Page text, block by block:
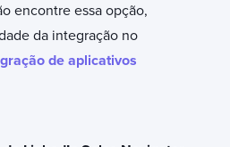
encontre essa opção,
da integração no
de aplicativos